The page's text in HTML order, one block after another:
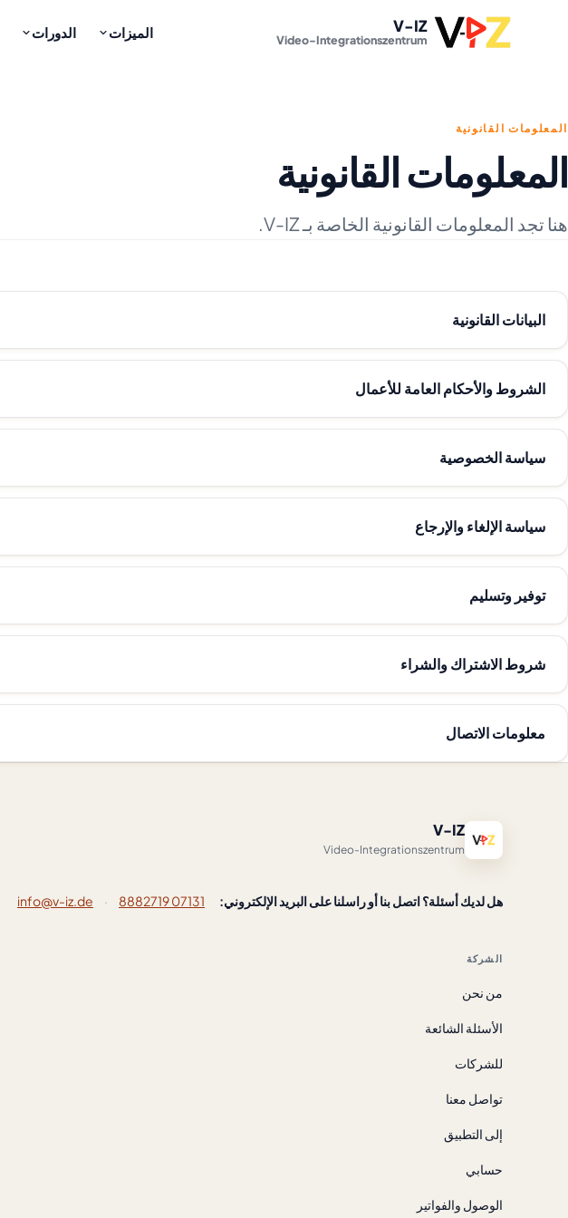
V-IZ
Video-Integrationszentrum الميزات الدورات
المعلومات القانونية
المعلومات القانونية
هنا تجد المعلومات القانونية الخاصة بـ V-IZ.
البيانات القانونية
الشروط والأحكام العامة للأعمال
سياسة الخصوصية
سياسة الإلغاء والإرجاع
توفير وتسليم
شروط الاشتراك والشراء
معلومات الاتصال
V-IZ
Video-Integrationszentrum
هل لديك أسئلة؟ اتصل بنا أو راسلنا على البريد الإلكتروني: 07131 8882719
·
info@v-iz.de
الشركة
من نحن
الأسئلة الشائعة
للشركات
تواصل معنا
إلى التطبيق
حسابي
الوصول والفواتير